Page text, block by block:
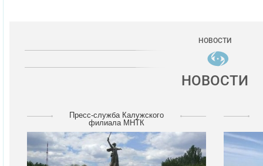
НОВОСТИ
НОВОСТИ
Пресс-служба Калужского
филиала МНТК